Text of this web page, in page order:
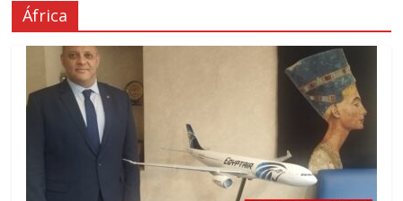
África